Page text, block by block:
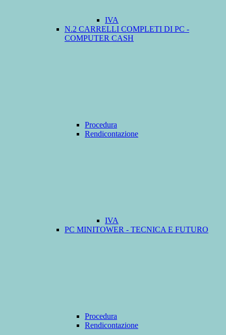
IVA
N.2 CARRELLI COMPLETI DI PC -
COMPUTER CASH
Procedura
Rendicontazione
IVA
PC MINITOWER - TECNICA E FUTURO
Procedura
Rendicontazione